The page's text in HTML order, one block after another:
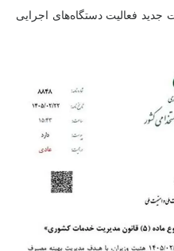
فعالیت دستگاه‌های اجرایی